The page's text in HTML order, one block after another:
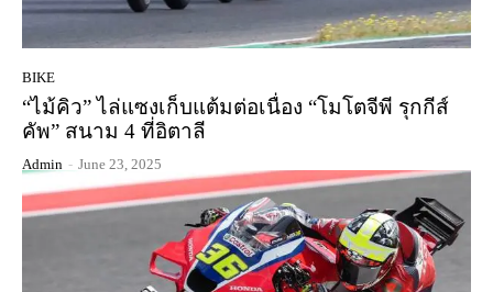
BIKE
“ไม้คิว” ไล่แซงเก็บแต้มต่อเนื่อง “โมโตจีพี รุกกีส์
คัพ” สนาม 4 ที่อิตาลี
Admin - June 23, 2025